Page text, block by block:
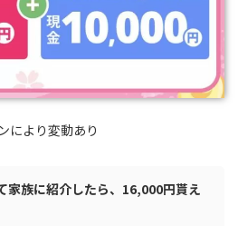
により変動あり
家族に紹介したら、16,000円貰え